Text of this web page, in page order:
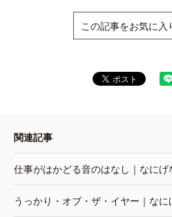
この記事をお気に入
関連記事
仕事がはかどる音のはなし｜なにげ
うっかり・オブ・ザ・イヤー｜な